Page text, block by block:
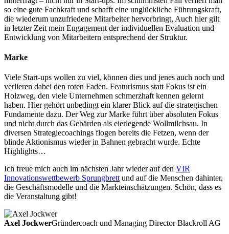
so eine gute Fachkraft und schafft eine unglückliche Führungskraft,
die wiederum unzufriedene Mitarbeiter hervorbringt, Auch hier gilt
in letzter Zeit mein Engagement der individuellen Evaluation und
Entwicklung von Mitarbeitern entsprechend der Struktur.
Marke
Viele Start-ups wollen zu viel, können dies und jenes auch noch und
verlieren dabei den roten Faden. Featurismus statt Fokus ist ein
Holzweg, den viele Unternehmen schmerzhaft kennen gelernt
haben. Hier gehört unbedingt ein klarer Blick auf die strategischen
Fundamente dazu. Der Weg zur Marke führt über absoluten Fokus
und nicht durch das Gebärden als eierlegende Wollmilchsau. In
diversen Strategiecoachings flogen bereits die Fetzen, wenn der
blinde Aktionismus wieder in Bahnen gebracht wurde. Echte
Highlights…
Ich freue mich auch im nächsten Jahr wieder auf den VIR
Innovationswettbewerb Sprungbrett und auf die Menschen dahinter,
die Geschäftsmodelle und die Markteinschätzungen. Schön, dass es
die Veranstaltung gibt!
Axel JockwerGründercoach und Managing Director Blackroll AG